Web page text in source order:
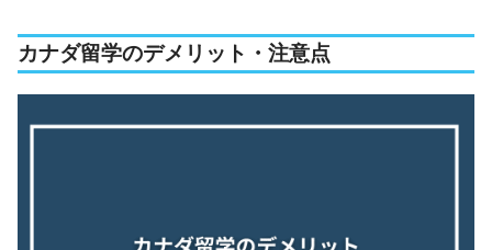
カナダ留学のデメリット・注意点